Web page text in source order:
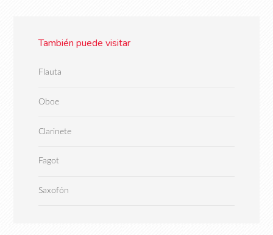
También puede visitar
Flauta
Oboe
Clarinete
Fagot
Saxofón